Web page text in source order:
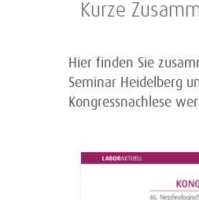
Kurze
Hier finden Sie
Seminar Heidelberg
Kongressnachlese